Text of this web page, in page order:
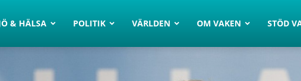
& HÄLSA POLITIK VÄRLDEN OM VAKEN STÖD